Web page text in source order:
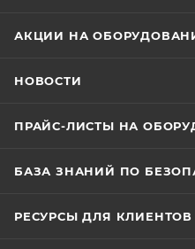
АКЦИИ НА
НОВОСТИ
ПРАЙС-ЛИСТЫ НА
БАЗА ЗНАНИЙ ПО
РЕСУРСЫ ДЛЯ КЛИЕНТОВ